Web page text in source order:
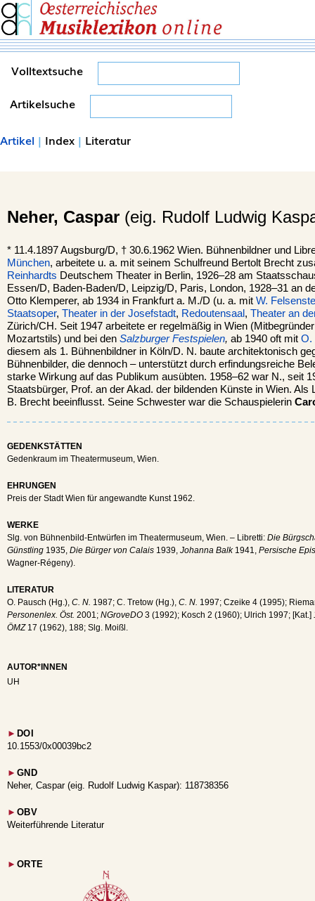
Volltextsuche
Artikelsuche
Artikel | Index | Literatur
Neher, Caspar (eig. Rudolf Ludwig
* 11.4.1897Augsburg/D, † 30.6.1962 Wien. Bühnenbildner und
München, arbeitete u. a. mit seinem Schulfreund Bertolt Brecht
Reinhardts Deutschem Theater in Berlin, 1926–28 am
Essen/D, Baden-Baden/D, Leipzig/D, Paris, London, 1928–31 an
Otto Klemperer, ab 1934 in Frankfurt a. M./D (u. a. mit W.
Staatsoper, Theater in der Josefstadt, Redoutensaal , Theater an
Zürich/CH. Seit 1947 arbeitete er regelmäßig in Wien
Mozartstils) und bei den Salzburger Festspielen, ab 1940 oft mit O.
diesem als 1. Bühnenbildner in Köln/D. N. baute architektonisch
Bühnenbilder, die dennoch – unterstützt durch erfindungsreiche
starke Wirkung auf das Publikum ausübten. 1958–62 war N., seit
Staatsbürger, Prof. an der Akad. der bildenden Künste in Wien.
B. Brecht beeinflusst. Seine Schwester war die Schauspielerin
GEDENKSTÄTTEN
Gedenkraum im Theatermuseum, Wien.
EHRUNGEN
Preis der Stadt Wien für angewandte Kunst 1962.
WERKE
Slg. von Bühnenbild-Entwürfen im Theatermuseum, Wien. – Libretti: Die
Günstling 1935, Die Bürger von Calais 1939, Johanna Balk1941, Persische
Wagner-Régeny).
LITERATUR
O. Pausch (Hg.), C. N. 1987; C. Tretow (Hg.), C. N. 1997; Czeike 4 (1995);
Personenlex. Öst. 2001; NGroveDO 3 (1992); Kosch 2 (1960); Ulrich 1997; [Kat.]
ÖMZ17 (1962), 188; Slg. Moißl.
AUTOR*INNEN
UH
► DOI
10.1553/0x00039bc2
► GND
Neher, Caspar (eig. Rudolf Ludwig Kaspar): 118738356
► OBV
Weiterführende Literatur
► ORTE